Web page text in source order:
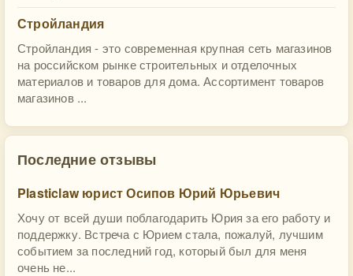
Стройландия
Стройландия - это современная крупная сеть магазинов
на российском рынке строительных и отделочных
материалов и товаров для дома. Ассортимент товаров
магазинов ...
Последние отзывы
Plasticlaw юрист Осипов Юрий Юрьевич
Хочу от всей души поблагодарить Юрия за его работу и
поддержку. Встреча с Юрием стала, пожалуй, лучшим
событием за последний год, который был для меня
очень не...